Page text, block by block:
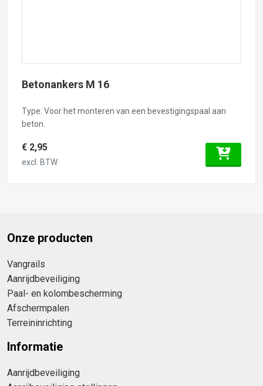
Betonankers M 16
Type: Voor het monteren van een bevestigingspaal aan
beton.
€ 2,95
excl. BTW
Onze producten
Vangrails
Aanrijdbeveiliging
Paal- en kolombescherming
Afschermpalen
Terreininrichting
Informatie
Aanrijdbeveiliging